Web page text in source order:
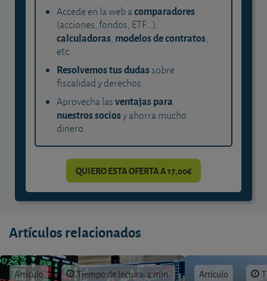
Accede en la web acomparadores
(acciones, fondos, ETF...),
calculadoras, modelos de contratos,
etc.
Resolvemos tus dudassobre
fiscalidad y derechos.
Aprovecha lasventajas para
nuestros sociosy ahorra mucho
dinero.
QUIERO ESTA OFERTA A 17,00€
Artículos relacionados
Artículo Tiempo de lectura: 2 min. Artículo